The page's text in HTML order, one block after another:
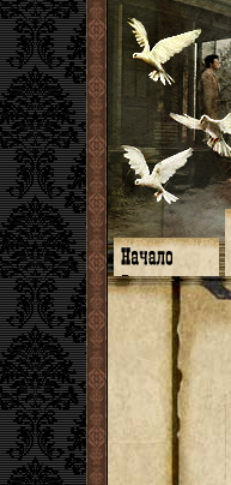
Главная
Программа
Форум
Facebook
Гостевая